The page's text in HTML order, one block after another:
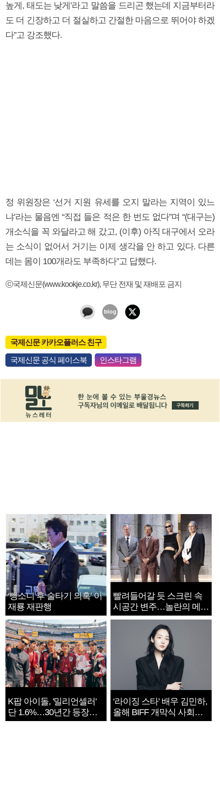
높게, 태도는 낮게’라고 말씀을 드리곤 했는데 지금부터라
도 더 긴장하고 더 절실하고 간절한 마음으로 뛰어야 하겠
다”고 강조했다.
정 위원장은 ‘선거 지원 유세를 오지 말라는 지역이 있느
냐’라는 물음엔 “직접 들은 적은 한 번도 없다”며 “(대구는)
개소식을 꼭 와달라고 해 갔고, (이후) 아직 대구에서 오라
는 소식이 없어서 거기는 이제 생각을 안 하고 있다. 다른
데는 몸이 100개라도 부족하다”고 답했다.
ⓒ국제신문(www.kookje.co.kr), 무단 전재 및 재배포 금지
국제신문 카카오플러스 친구
국제신문 공식 페이스북 인스타그램
‘뺑소니 후 술타기 의혹’ 이
재룡 재판행
빨려들어갈 듯 스크린 속
시공간 변주…놀란의 메시
지는 ‘전쟁 속죄’
K팝 아이돌, '밀리언셀러'
단 1.6%…30년간 등장
1182개팀 전수조사
‘라이징 스타’ 배우 김민하,
올해 BIFF 개막식 사회자
확정